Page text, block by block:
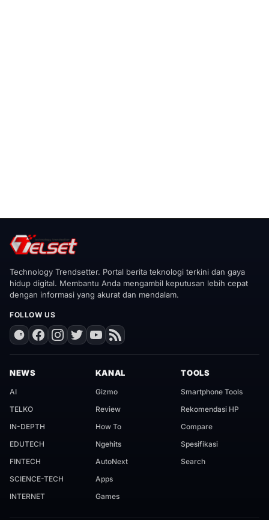
Technology Trendsetter. Portal berita teknologi terkini dan gaya
hidup digital. Membantu Anda mengambil keputusan lebih cepat
dengan informasi yang akurat dan mendalam.
FOLLOW US
NEWS
AI
TELKO
IN-DEPTH
EDUTECH
FINTECH
SCIENCE-TECH
INTERNET
KANAL
Gizmo
Review
How To
Ngehits
AutoNext
Apps
Games
TOOLS
Smartphone Tools
Rekomendasi HP
Compare
Spesifikasi
Search